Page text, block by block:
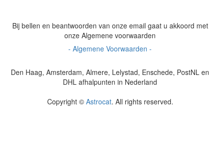
Bij bellen en beantwoorden van onze email gaat u akkoord met
onze Algemene voorwaarden
- Algemene Voorwaarden -
Den Haag, Amsterdam, Almere, Lelystad, Enschede, PostNL en
DHL afhalpunten in Nederland
Copyright © Astrocat. All rights reserved.